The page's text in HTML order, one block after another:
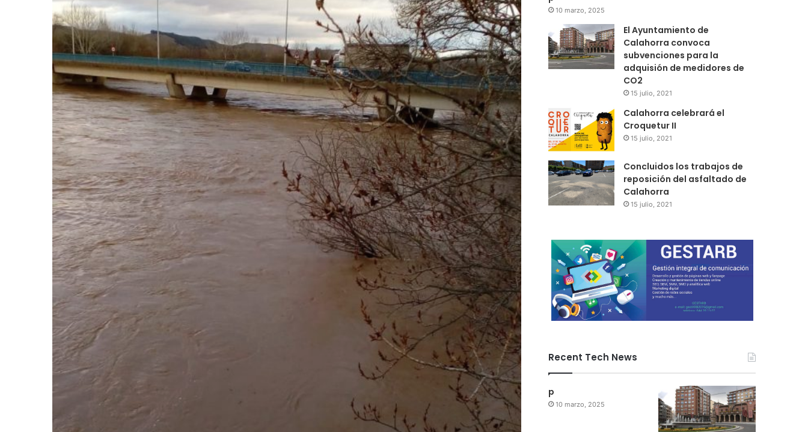
10 marzo, 2025
El Ayuntamiento de
Calahorra convoca
subvenciones para la
adquisión de medidores de
CO2
15 julio, 2021
Calahorra celebrará el
Croquetur II
15 julio, 2021
Concluidos los trabajos de
reposición del asfaltado de
Calahorra
15 julio, 2021
Recent Tech News
p
10 marzo, 2025